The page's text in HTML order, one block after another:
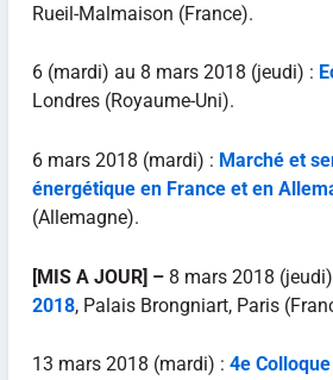
Rueil-Malmaison (France).
6 (mardi) au 8 mars 2018 (jeudi) :
Londres (Royaume-Uni).
6 mars 2018 (mardi) : Marché et
énergétique en France et en
(Allemagne).
[MIS A JOUR] –8 mars 2018
2018, Palais Brongniart, Paris
13 mars 2018 (mardi) : 4e